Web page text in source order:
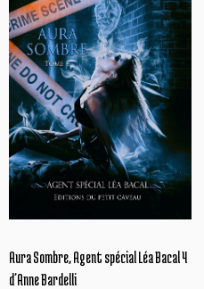
Aura Sombre, Agent spécial Léa Bacal 4
d’Anne Bardelli